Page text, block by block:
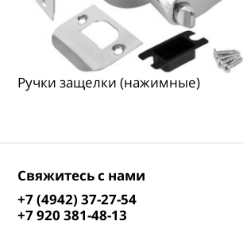
Ручки защелки (нажимные)
Свяжитесь с нами
+7 (4942) 37-27-54
+7 920 381-48-13